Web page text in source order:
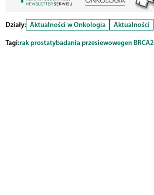
Działy: Aktualności w Onkologia
Aktualności
Tagi:rak prostatybadania przesiewowegen BRCA2